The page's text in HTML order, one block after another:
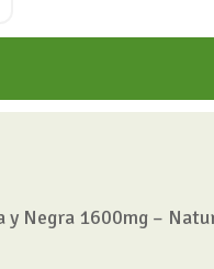
y Negra 1600mg –